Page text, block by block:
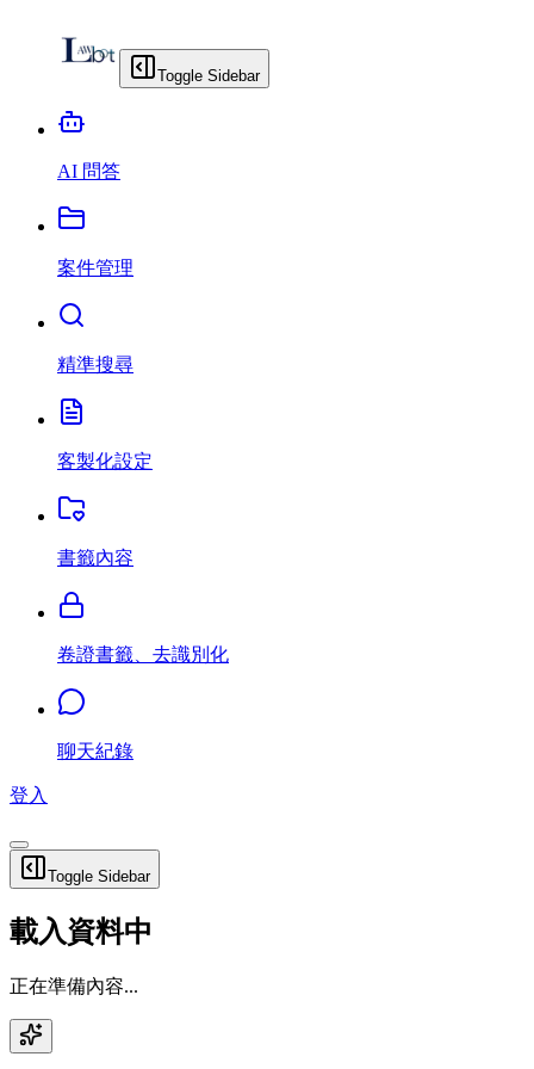
Toggle Sidebar
AI 問答
案件管理
精準搜尋
客製化設定
書籤內容
卷證書籤、去識別化
聊天紀錄
登入
Toggle Sidebar
載入資料中
正在準備內容...